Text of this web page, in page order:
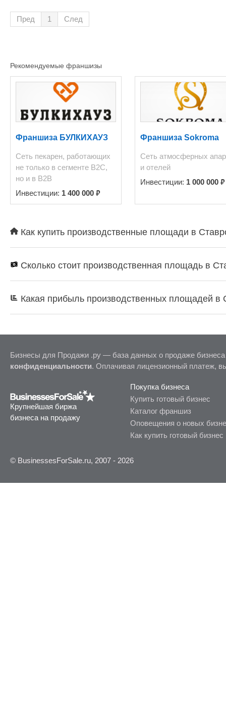
Пред 1 След
Рекомендуемые франшизы
Франшиза БУЛКИХАУЗ
Сеть пекарен, работающих
не только в сегменте В2С,
но и в В2В
Инвестиции: 1 400 000 ₽
Франшиза Sokroma
Сеть атмосферных
и отелей
Инвестиции: 1 000 000 ₽
Как купить производственные площади в
Сколько стоит производственная площадь в
Какая прибыль производственных площадей в
Бизнесы для Продажи .ру — база данных о продаже
конфиденциальности. Оплачивая лицензионный платеж,
Крупнейшая биржа
бизнеса на продажу
Покупка бизнеса
Купить готовый бизнес
Каталог франшиз
Оповещения о новых
Как купить готовый бизнес
© BusinessesForSale.ru, 2007 - 2026